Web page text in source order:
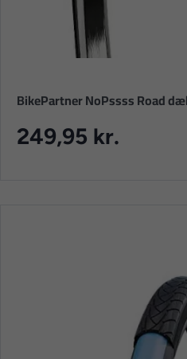
BikePartner NoPssss Road
249,95 kr.